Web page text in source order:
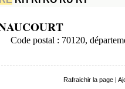
Code postal : 70120,
Rafraichir la page